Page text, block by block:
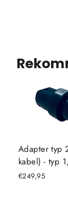
Adapter typ
kabel) - typ
€249,95